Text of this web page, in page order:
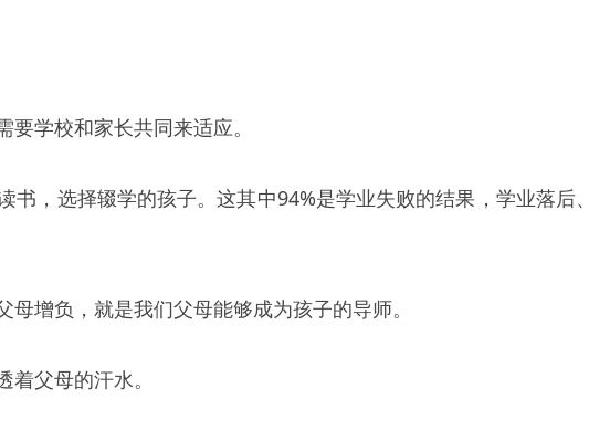
学校和家长共同来适应。
，选择辍学的孩子。这其中94%是学业失败的结果，学业落后、
增负，就是我们父母能够成为孩子的导师。
父母的汗水。